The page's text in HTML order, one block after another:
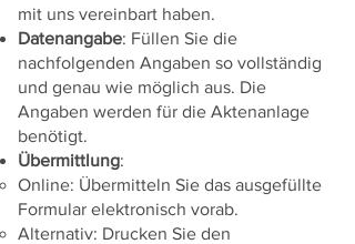
mit uns vereinbart haben.
Datenangabe: Füllen Sie die
nachfolgenden Angaben so vollständig
und genau wie möglich aus. Die
Angaben werden für die Aktenanlage
benötigt.
Übermittlung:
Online: Übermitteln Sie das ausgefüllte
Formular elektronisch vorab.
Alternativ: Drucken Sie den